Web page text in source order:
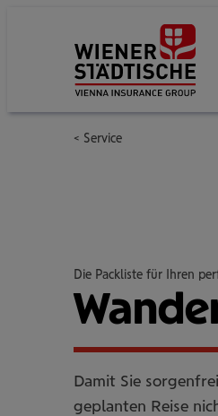
Service
Die Packliste für Ihren
Damit Sie
geplanten Reise